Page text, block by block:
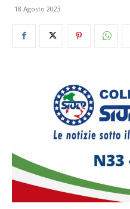
18 Agosto 2023